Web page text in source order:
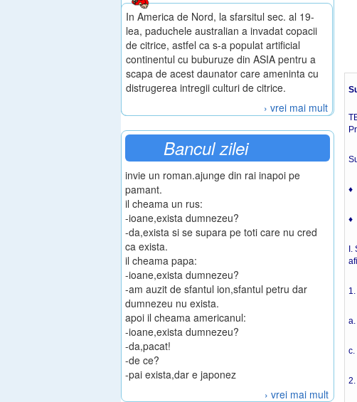
In America de Nord, la sfarsitul sec. al 19-
lea, paduchele australian a invadat copacii
de citrice, astfel ca s-a populat artificial
continentul cu buburuze din ASIA pentru a
scapa de acest daunator care ameninta cu
distrugerea intregii culturi de citrice.
› vrei mai mult
Bancul zilei
invie un roman.ajunge din rai inapoi pe
pamant.
il cheama un rus:
-ioane,exista dumnezeu?
-da,exista si se supara pe toti care nu cred
ca exista.
il cheama papa:
-ioane,exista dumnezeu?
-am auzit de sfantul ion,sfantul petru dar
dumnezeu nu exista.
apoi il cheama americanul:
-ioane,exista dumnezeu?
-da,pacat!
-de ce?
-pai exista,dar e japonez
› vrei mai mult
♦
♦